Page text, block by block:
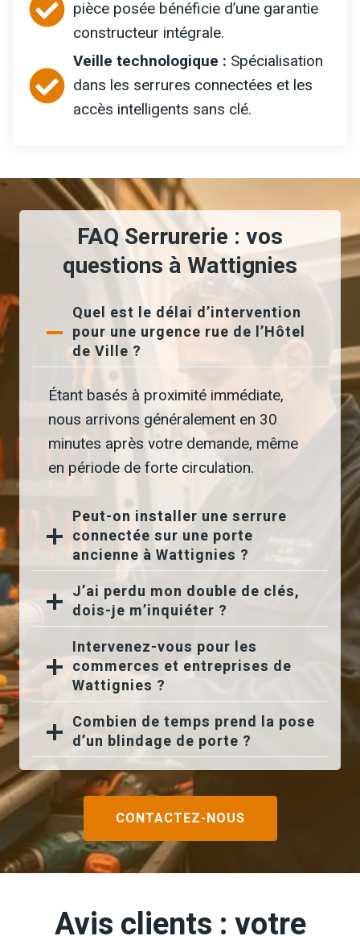
pièce posée bénéficie d’une garantie
constructeur intégrale.
Veille technologique : Spécialisation
dans les serrures connectées et les
accès intelligents sans clé.
FAQ Serrurerie : vos
questions à Wattignies
Quel est le délai d’intervention
pour une urgence rue de l’Hôtel
de Ville ?
Étant basés à proximité immédiate,
nous arrivons généralement en 30
minutes après votre demande, même
en période de forte circulation.
Peut-on installer une serrure
connectée sur une porte
ancienne à Wattignies ?
J’ai perdu mon double de clés,
dois-je m’inquiéter ?
Intervenez-vous pour les
commerces et entreprises de
Wattignies ?
Combien de temps prend la pose
d’un blindage de porte ?
CONTACTEZ-NOUS
Avis clients : votre